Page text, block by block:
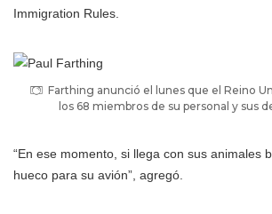
Immigration Rules.
Farthing anunció el lunes que el Reino
los 68 miembros de su personal y sus
“En ese momento, si llega con sus animales
hueco para su avión”, agregó.